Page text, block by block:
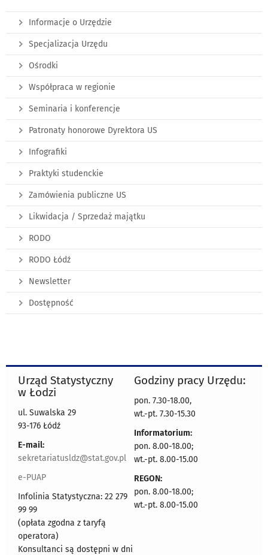
Informacje o Urzędzie
Specjalizacja Urzędu
Ośrodki
Współpraca w regionie
Seminaria i konferencje
Patronaty honorowe Dyrektora US
Infografiki
Praktyki studenckie
Zamówienia publiczne US
Likwidacja / Sprzedaż majątku
RODO
RODO Łódź
Newsletter
Dostępność
Urząd Statystyczny
w Łodzi
ul. Suwalska 29
93-176 Łódź
E-mail:
sekretariatusldz@stat.gov.pl
e-PUAP
Infolinia Statystyczna: 22 279
99 99
(opłata zgodna z taryfą
operatora)
Konsultanci są dostępni w dni
Godziny pracy Urzędu:
pon. 7.30-18.00,
wt.-pt. 7.30-15.30
Informatorium:
pon. 8.00-18.00;
wt.-pt. 8.00-15.00
REGON:
pon. 8.00-18.00;
wt.-pt. 8.00-15.00